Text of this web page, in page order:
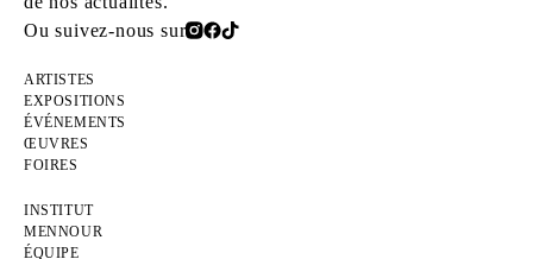
Ou suivez-nous sur
ARTISTES
EXPOSITIONS
ÉVÉNEMENTS
ŒUVRES
FOIRES
INSTITUT
MENNOUR
ÉQUIPE